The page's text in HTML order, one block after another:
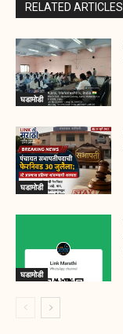
RELATED ARTICLES
घडामोडी
घडामोडी
घडामोडी